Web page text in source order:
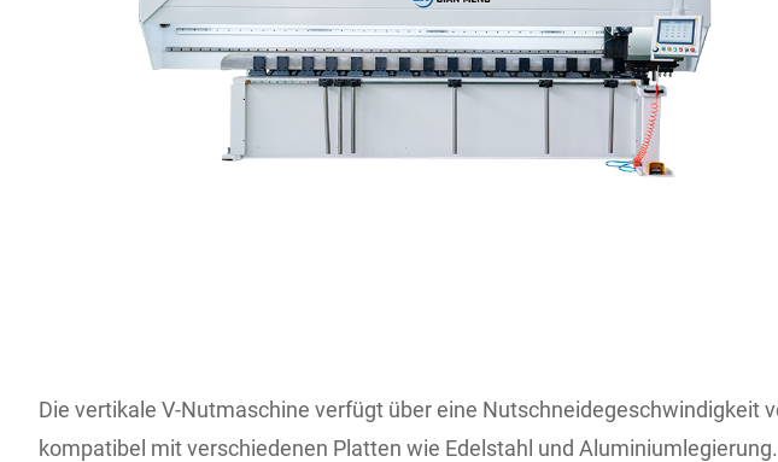
Die vertikale V-Nutmaschine verfügt über eine
kompatibel mit verschiedenen Platten wie Edelstahl und